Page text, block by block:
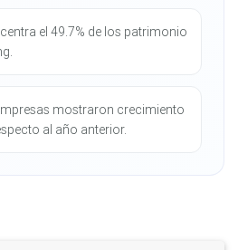
el 49.7% de los patrimonio
mostraron crecimiento
al año anterior.